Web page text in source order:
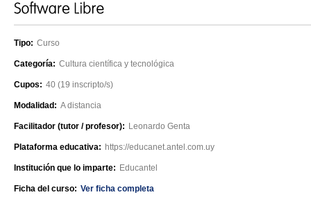
Tipo: Curso
Categoría: Cultura científica y tecnológica
Cupos: 40 (19 inscripto/s)
Modalidad: A distancia
Facilitador (tutor / profesor): Leonardo Genta
Plataforma educativa: https://educanet.antel.com.uy
Institución que lo imparte: Educantel
Ficha del curso: Ver ficha completa